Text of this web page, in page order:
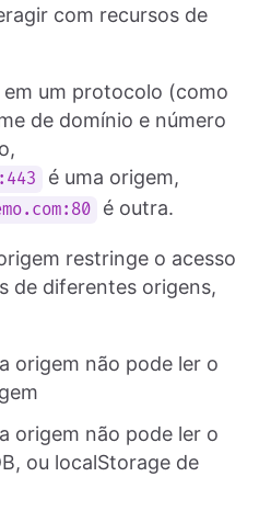
com recursos de
um protocolo (como
de domínio e número
é uma origem,
é outra.
restringe o acesso
de diferentes origens,
origem não pode ler o
origem não pode ler o
ou localStorage de